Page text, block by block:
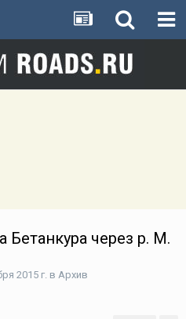
Бетанкура через р. М.
2015 г. в Архив